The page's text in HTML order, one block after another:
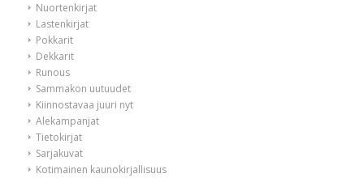
Nuortenkirjat
Lastenkirjat
Pokkarit
Dekkarit
Runous
Sammakon uutuudet
Kiinnostavaa juuri nyt
Alekampanjat
Tietokirjat
Sarjakuvat
Kotimainen kaunokirjallisuus